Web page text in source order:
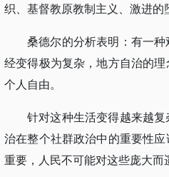
织、基督教原教制主义、激进的
桑德尔的分析表明：有一
经变得极为复杂，地方自治的
个人自由。
针对这种生活变得越来越
治在整个社群政治中的重要性
重要，人民不可能对这些庞大而